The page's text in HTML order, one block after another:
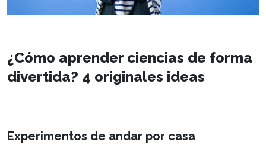
¿Cómo aprender ciencias de forma
divertida? 4 originales ideas
Experimentos de andar por casa